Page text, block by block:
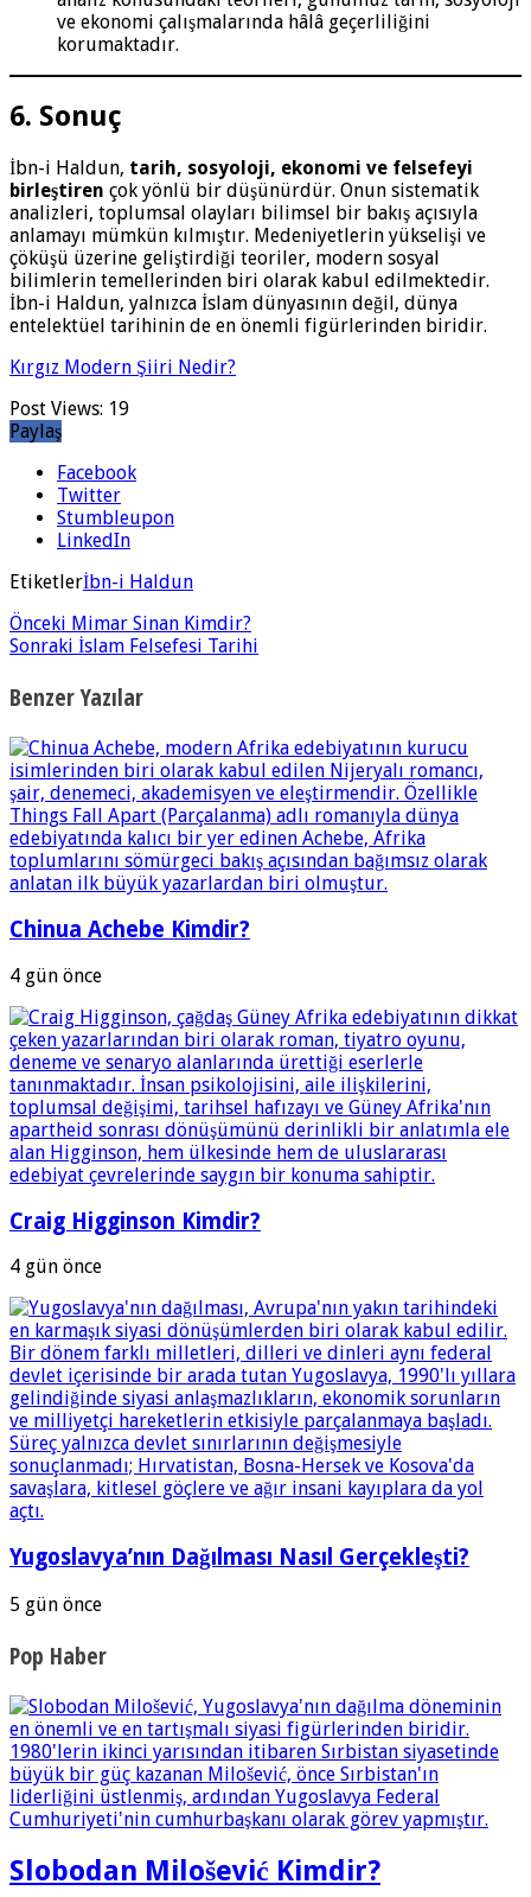
ve ekonomi çalışmalarında hâlâ geçerliliğini
korumaktadır.
6. Sonuç
İbn-i Haldun, tarih, sosyoloji, ekonomi ve felsefeyi
birleştiren çok yönlü bir düşünürdür. Onun sistematik
analizleri, toplumsal olayları bilimsel bir bakış açısıyla
anlamayı mümkün kılmıştır. Medeniyetlerin yükselişi ve
çöküşü üzerine geliştirdiği teoriler, modern sosyal
bilimlerin temellerinden biri olarak kabul edilmektedir.
İbn-i Haldun, yalnızca İslam dünyasının değil, dünya
entelektüel tarihinin de en önemli figürlerinden biridir.
Kırgız Modern Şiiri Nedir?
Post Views: 19
Paylaş
Facebook
Twitter
Stumbleupon
LinkedIn
Etiketlerİbn-i Haldun
Önceki Mimar Sinan Kimdir?
Sonraki İslam Felsefesi Tarihi
Benzer Yazılar
Chinua Achebe Kimdir?
4 gün önce
Craig Higginson Kimdir?
4 gün önce
Yugoslavya’nın Dağılması Nasıl Gerçekleşti?
5 gün önce
Pop Haber
Slobodan Milošević Kimdir?